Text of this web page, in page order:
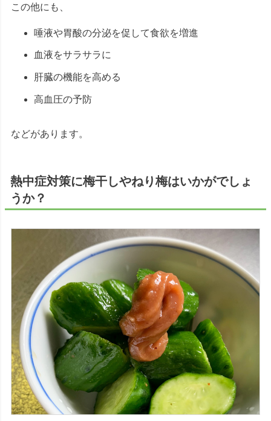
この他にも、
唾液や胃酸の分泌を促して食欲を増進
血液をサラサラに
肝臓の機能を高める
高血圧の予防
などがあります。
熱中症対策に梅干しやねり梅はいかがでしょ
うか？